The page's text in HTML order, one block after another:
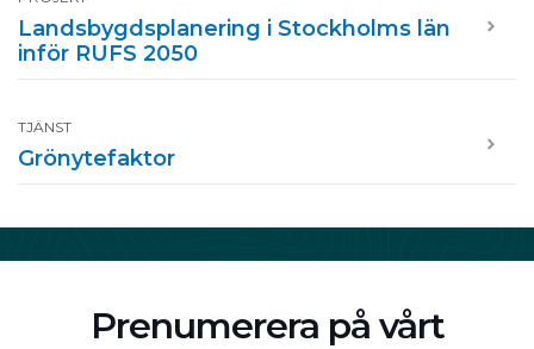
Landsbygdsplanering i Stockholms län
inför RUFS 2050
TJÄNST
Grönytefaktor
Prenumerera på vårt